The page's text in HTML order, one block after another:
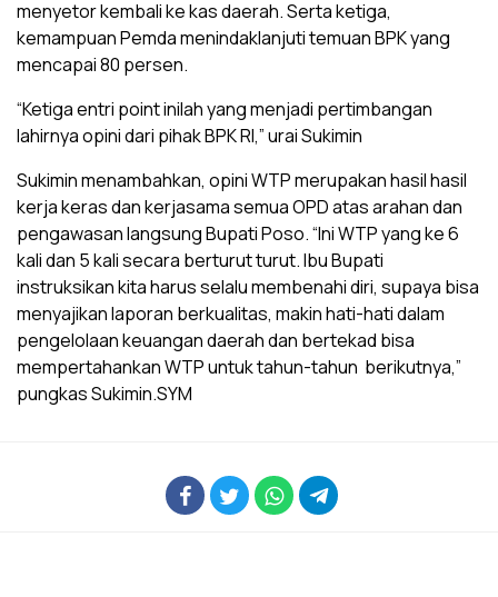
menyetor kembali ke kas daerah. Serta ketiga,
kemampuan Pemda menindaklanjuti temuan BPK yang
mencapai 80 persen.
“Ketiga entri point inilah yang menjadi pertimbangan
lahirnya opini dari pihak BPK RI,” urai Sukimin
Sukimin menambahkan, opini WTP merupakan hasil hasil
kerja keras dan kerjasama semua OPD atas arahan dan
pengawasan langsung Bupati Poso. “Ini WTP yang ke 6
kali dan 5 kali secara berturut turut. Ibu Bupati
instruksikan kita harus selalu membenahi diri, supaya bisa
menyajikan laporan berkualitas, makin hati-hati dalam
pengelolaan keuangan daerah dan bertekad bisa
mempertahankan WTP untuk tahun-tahun berikutnya,”
pungkas Sukimin.SYM